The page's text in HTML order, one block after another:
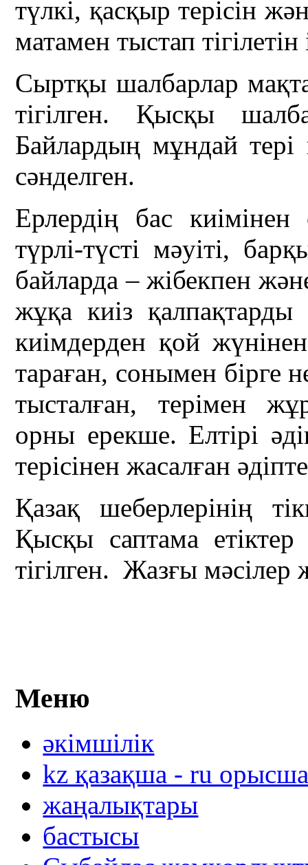
түлкі, қасқыр терісін
матамен тыстап
Сыртқы шалбарлар
тігілген. Қысқы
Байлардың мұндай
сәнделген.
Ерлердің бас
түрлі-түсті мәуіті,
байларда – жібекпен
жұқа киіз
киімдерден қой
тараған, сонымен бірге
тысталған, терімен
орны ерекше. Елтірі
терісінен жасалған
Қазақ шеберлерінің
Қысқы саптама
тігілген. Жазғы
Меню
әкімшілік
kz қазақша - ru
жаңалықтары
бастысы